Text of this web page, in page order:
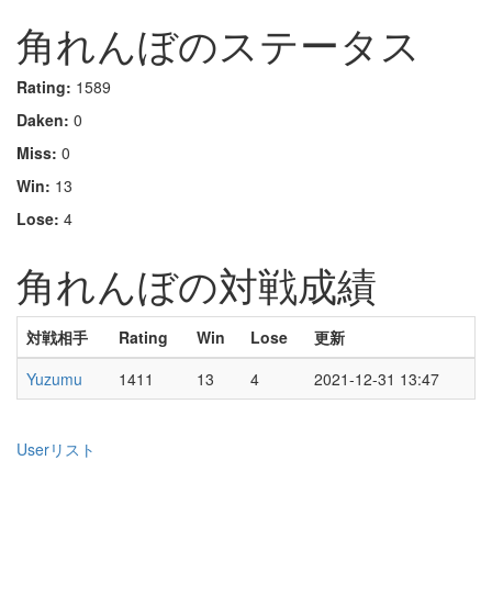
角れんぼのステータス
Rating: 1589
Daken: 0
Miss: 0
Win: 13
Lose: 4
角れんぼの対戦成績
対戦相手 Rating Win Lose
更新
Yuzumu
1411 13 4 2021-12-31 13:47
Userリスト